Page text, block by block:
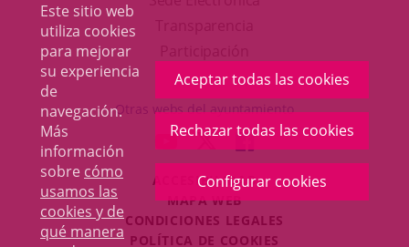
Este sitio web
utiliza cookies
para mejorar
su experiencia
de
navegación.
Más
información
sobre cómo
usamos las
cookies y de
qué manera
Aceptar todas las cookies
Rechazar todas las cookies
Configurar cookies
en
una
ventana
nueva.
aplicación
externa.
Otras webs del ayuntamiento
ENLACE
A
UNA
APLICACIÓN
EXTERNA.
ENLACE
A
UNA
APLICACIÓN
EXTERNA.
ENLACE
A
UNA
EXTERNA.
ACCESIBILIDAD
MAPA WEB
CONDICIONES LEGALES
POLÍTICA DE COOKIES